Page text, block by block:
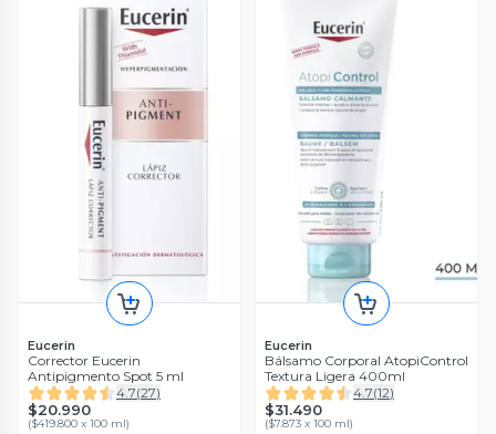
Eucerin
Corrector Eucerin
Antipigmento Spot 5 ml
4.7(27)
$20.990
($419.800 x 100 ml)
Eucerin
Bálsamo Corporal AtopiControl
Textura Ligera 400ml
4.7(12)
$31.490
($7.873 x 100 ml)